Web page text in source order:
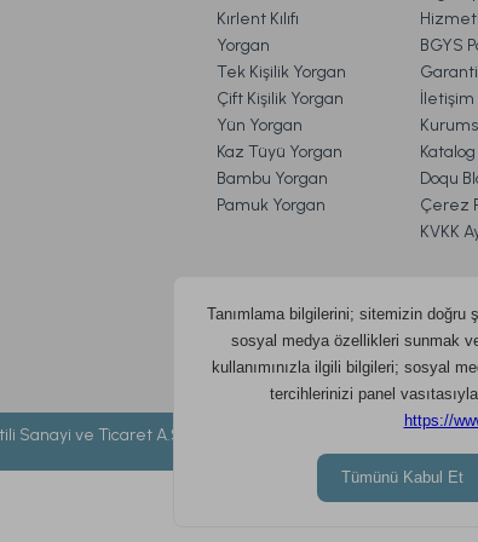
Ücretsiz
Sleepline Sıvı Geçirmez Alez 200 x 200 cm -
Kırlent Kılıfı
Yorgan
Tek Kişilik Yorgan
Çift Kişilik Yorgan
Yün Yorgan
Kaz Tüyü Yorgan
Bambu Yorgan
Pamuk Yorgan
BGYS
İletişim
Katalog
Doqu
Çerez
KVKK
Sanayi ve Ticaret A.Ş. © 2026 DOQU HOME- Tüm hakları